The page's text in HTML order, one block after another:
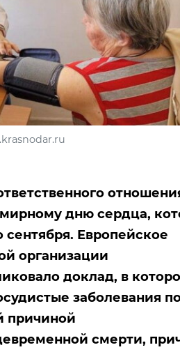
дню сердца,
сентября. Европейское
организации
доклад, в
заболевания
причиной
смерти,